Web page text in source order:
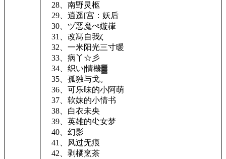
28、南野灵柩
29、逍遥[宫：妖后
30、ヅ恶魔ぺ嫙嵂
31、改冩自我ζ
32、一米阳光三寸暖
33、病丫☆彡
34、织い|情橼▓
35、孤独与戈。
36、可乐味的小阿萌
37、软妹的小情书
38、白衣未央
39、英雄的尐女梦
40、幻影
41、风过无痕
42、剥橘烹茶